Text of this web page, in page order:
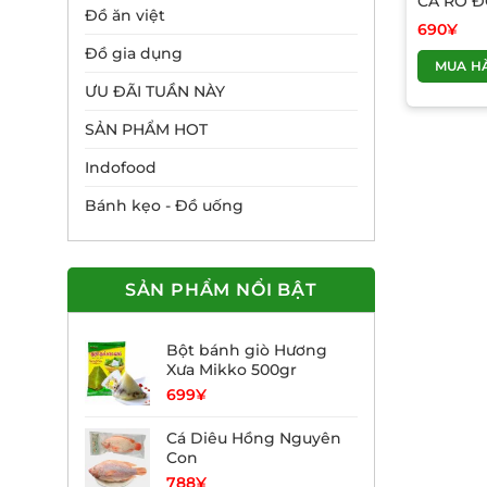
Đồ ăn việt
Đồ gia dụng
ƯU ĐÃI TUẦN NÀY
SẢN PHẨM HOT
Indofood
Bánh kẹo - Đồ uống
SẢN PHẨM NỔI BẬT
Bột bánh giò Hương
Xưa Mikko 500gr
699¥
Cá Diêu Hồng Nguyên
Con
788¥
690¥
MUA